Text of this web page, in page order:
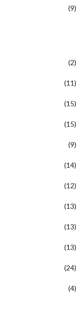
(9)
(2)
(11)
(15)
(15)
(9)
(14)
(12)
(13)
(13)
(13)
(24)
(4)